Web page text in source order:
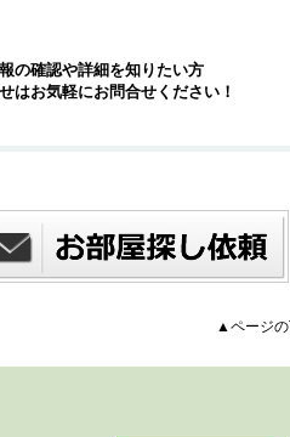
の確認や詳細を知りたい方
はお気軽にお問合せください！
▲ページの